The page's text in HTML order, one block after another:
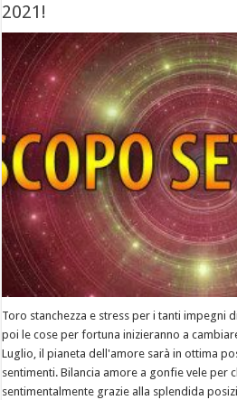
2021!
Toro stanchezza e stress per i tanti impegni
poi le cose per fortuna inizieranno a
Luglio, il pianeta dell'amore sarà in ottima
sentimenti. Bilancia amore a gonfie vele per
sentimentalmente grazie alla splendida